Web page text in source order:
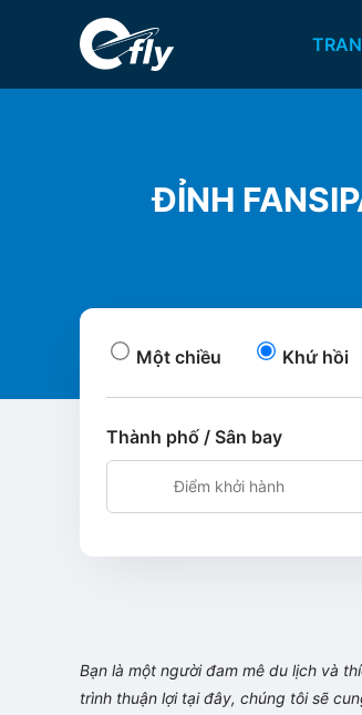
ĐỈNH
Một chiều Khứ hồi
Thành phố / Sân bay
Bạn là một người đam mê du lịch và
trình thuận lợi tại đây, chúng tôi sẽ